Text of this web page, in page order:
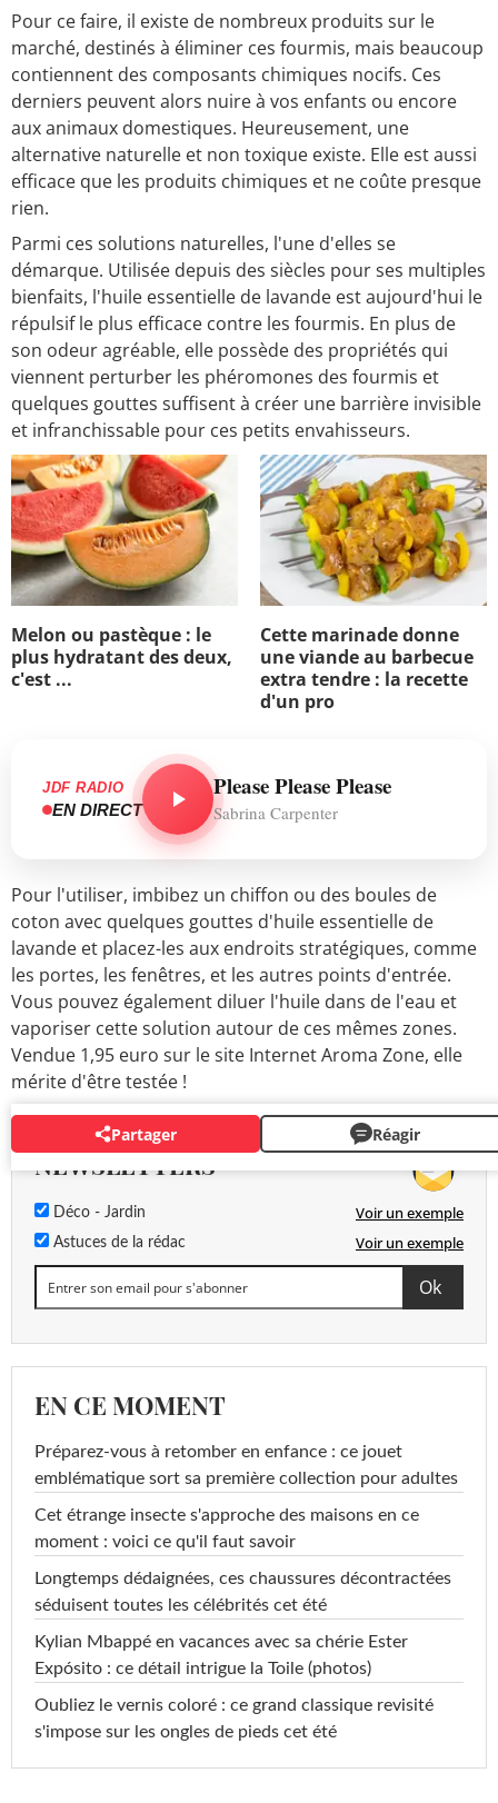
Pour ce faire, il existe de nombreux produits sur le
marché, destinés à éliminer ces fourmis, mais beaucoup
contiennent des composants chimiques nocifs. Ces
derniers peuvent alors nuire à vos enfants ou encore
aux animaux domestiques. Heureusement, une
alternative naturelle et non toxique existe. Elle est aussi
efficace que les produits chimiques et ne coûte presque
rien.
Parmi ces solutions naturelles, l'une d'elles se
démarque. Utilisée depuis des siècles pour ses multiples
bienfaits, l'huile essentielle de lavande est aujourd'hui le
répulsif le plus efficace contre les fourmis. En plus de
son odeur agréable, elle possède des propriétés qui
viennent perturber les phéromones des fourmis et
quelques gouttes suffisent à créer une barrière invisible
et infranchissable pour ces petits envahisseurs.
Melon ou pastèque : le
plus hydratant des deux,
c'est ...
Cette marinade donne
une viande au barbecue
extra tendre : la recette
d'un pro
JDF RADIO
EN DIRECT
Please Please Please
Sabrina Carpenter
Pour l'utiliser, imbibez un chiffon ou des boules de
coton avec quelques gouttes d'huile essentielle de
lavande et placez-les aux endroits stratégiques, comme
les portes, les fenêtres, et les autres points d'entrée.
Vous pouvez également diluer l'huile dans de l'eau et
vaporiser cette solution autour de ces mêmes zones.
Vendue 1,95 euro sur le site Internet Aroma Zone, elle
mérite d'être testée !
Partager Réagir
NEWSLETTERS
Déco - Jardin Voir un exemple
Astuces de la rédac Voir un exemple
EN CE MOMENT
Préparez-vous à retomber en enfance : ce jouet
emblématique sort sa première collection pour adultes
Cet étrange insecte s'approche des maisons en ce
moment : voici ce qu'il faut savoir
Longtemps dédaignées, ces chaussures décontractées
séduisent toutes les célébrités cet été
Kylian Mbappé en vacances avec sa chérie Ester
Expósito : ce détail intrigue la Toile (photos)
Oubliez le vernis coloré : ce grand classique revisité
s'impose sur les ongles de pieds cet été